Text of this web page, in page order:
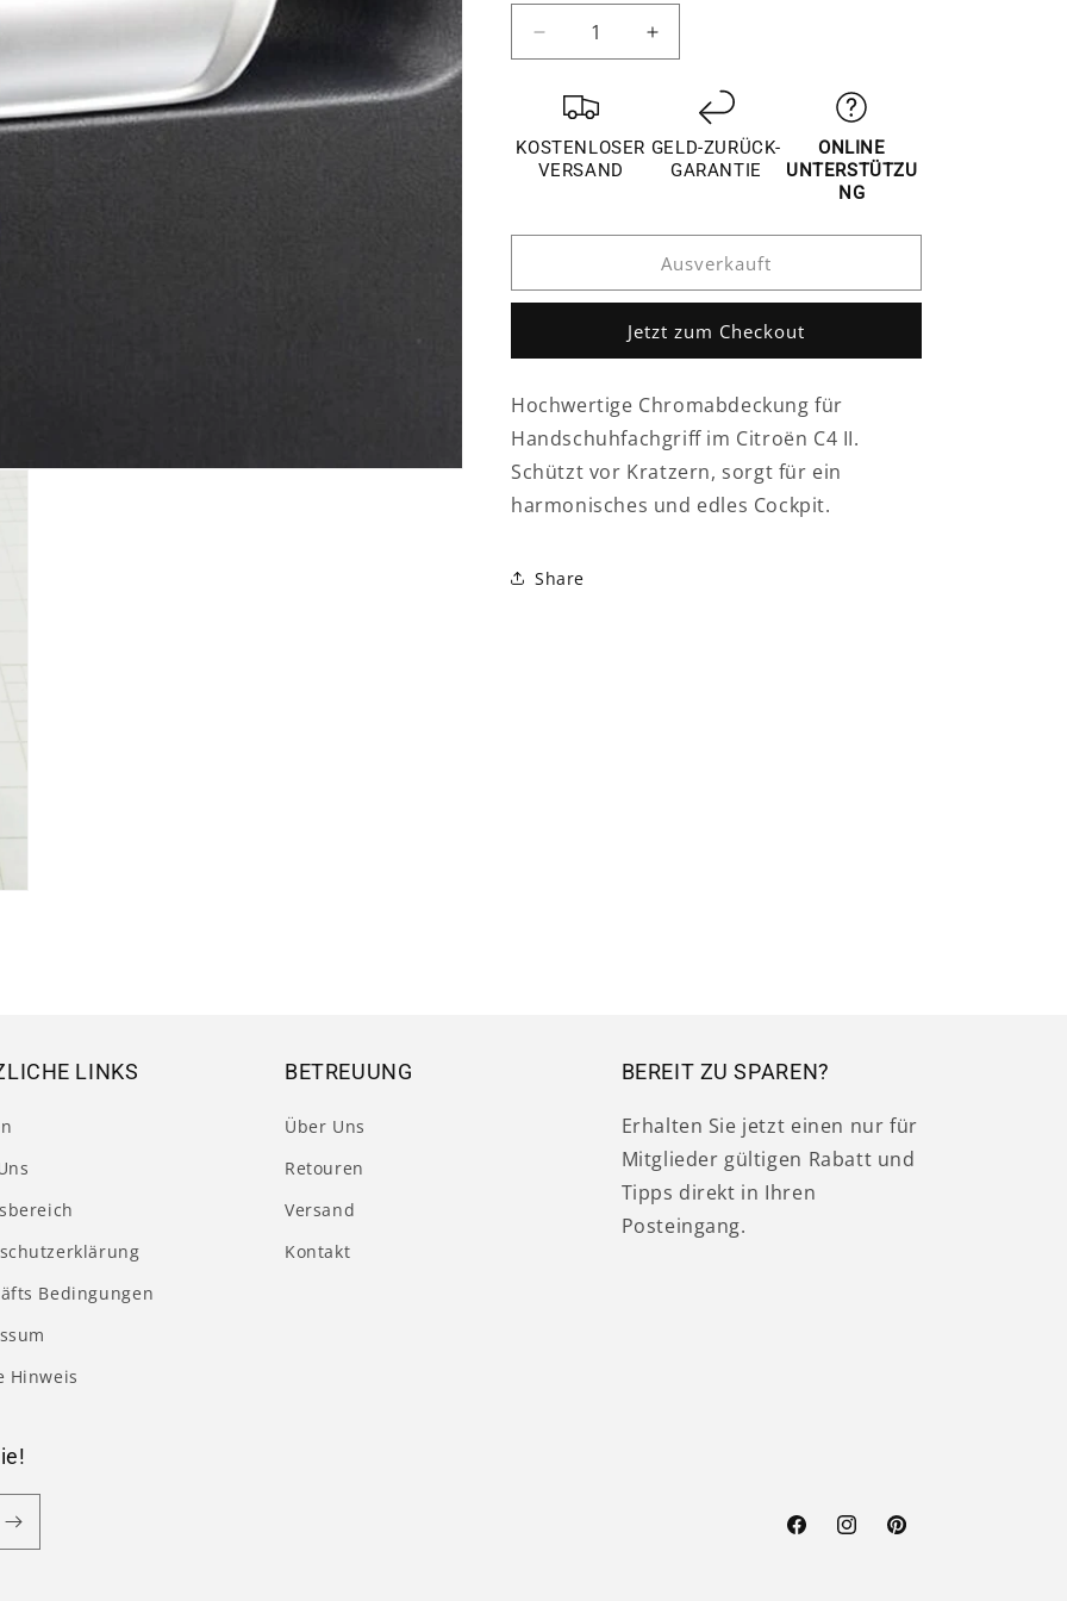
Verringere
die
Menge
Citroën
C4
Griff
Handschuh
Erhöhe
die
Citroën
C4
Griff
Hebel
Handschuh
Kasten
KOSTENLOSER
VERSAND
GELD-ZURÜCK-
GARANTIE
ONLINE
UNTERSTÜTZU
NG
Ausverkauft
Jetzt zum Checkout
Hochwertige Chromabdeckung für
Handschuhfachgriff im Citroën C4 II.
Schützt vor Kratzern, sorgt für ein
harmonisches und edles Cockpit.
Share
LINKS
Bedingungen
Hinweis
BETREUUNG
Über Uns
Retouren
Versand
Kontakt
BEREIT ZU SPAREN?
Erhalten Sie jetzt einen nur für
Mitglieder gültigen Rabatt und
Tipps direkt in Ihren
Posteingang.
FacebookInstagramPinterest